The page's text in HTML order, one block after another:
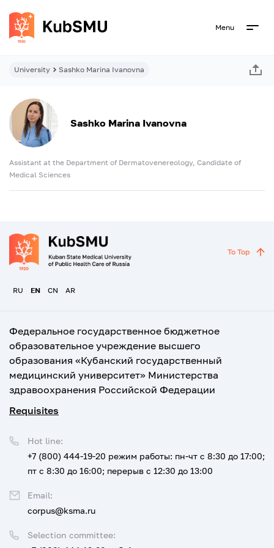
Menu
University Sashko Marina Ivanovna
Sashko Marina Ivanovna
Assistant at the Department of Dermatovenereology, Candidate of
Medical Sciences
RU EN CN AR
To Top
Федеральное государственное бюджетное
образовательное учреждение высшего
образования «Кубанский государственный
медицинский университет» Министерства
здравоохранения Российской Федерации
Requisites
Selection committee:
Hot line:
+7 (800) 444-19-20 режим работы: пн-чт с 8:30 до 17:00;
пт с 8:30 до 16:00; перерыв с 12:30 до 13:00
Email:
corpus@ksma.ru